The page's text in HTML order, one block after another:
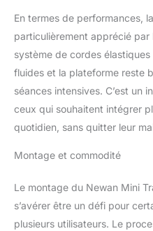
En termes de performances,
particulièrement apprécié par
système de cordes
fluides et la plateforme reste
séances intensives. C’est un
ceux qui souhaitent intégrer
quotidien, sans quitter leur
Montage et commodité
Le montage du Newan Mini
s’avérer être un défi pour
plusieurs utilisateurs. Le